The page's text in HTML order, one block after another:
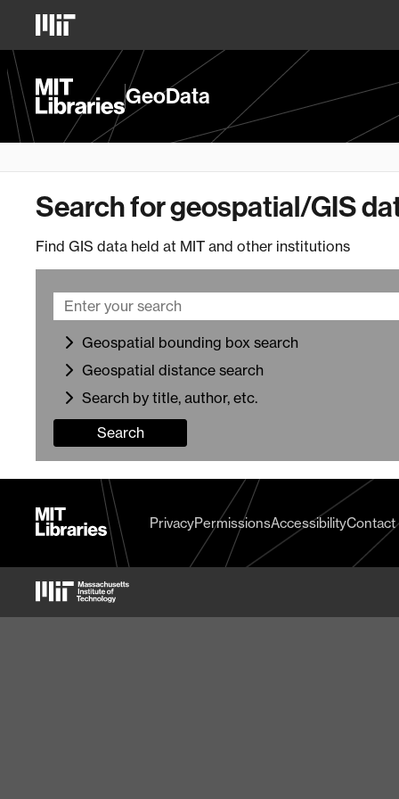
content
MIT
Logo
MIT
Libraries
Homepage
GeoData
Search for geospatial/GIS
Find GIS data held at MIT and other institutions
Geospatial bounding box search
Geospatial distance search
Search by title, author, etc.
Search
MIT
Libraries
home
PrivacyPermissionsAccessibilityContact